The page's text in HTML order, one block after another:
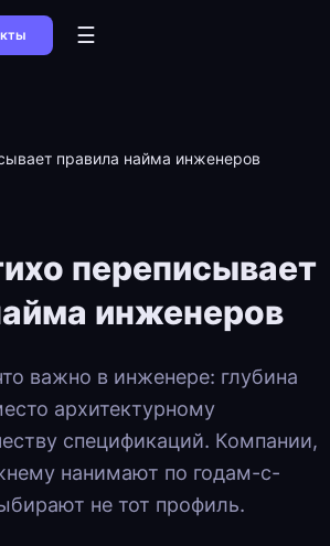
☰
правила найма инженеров
переписывает
инженеров
важно в инженере: глубина
архитектурному
спецификаций. Компании,
нанимают по годам-с-
не тот профиль.